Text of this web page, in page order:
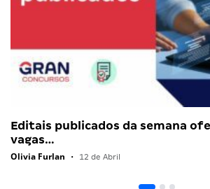
Editais publicados da semana
vagas…
Olivia Furlan • 12 de Abril